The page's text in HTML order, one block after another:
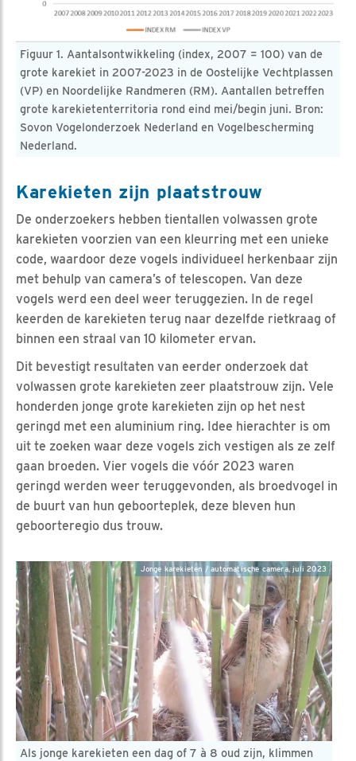
Figuur 1. Aantalsontwikkeling (index, 2007 = 100) van de
grote karekiet in 2007-2023 in de Oostelijke Vechtplassen
(VP) en Noordelijke Randmeren (RM). Aantallen betreffen
grote karekietenterritoria rond eind mei/begin juni. Bron:
Sovon Vogelonderzoek Nederland en Vogelbescherming
Nederland.
Karekieten zijn plaatstrouw
De onderzoekers hebben tientallen volwassen grote
karekieten voorzien van een kleurring met een unieke
code, waardoor deze vogels individueel herkenbaar zijn
met behulp van camera’s of telescopen. Van deze
vogels werd een deel weer teruggezien. In de regel
keerden de karekieten terug naar dezelfde rietkraag of
binnen een straal van 10 kilometer ervan.
Dit bevestigt resultaten van eerder onderzoek dat
volwassen grote karekieten zeer plaatstrouw zijn. Vele
honderden jonge grote karekieten zijn op het nest
geringd met een aluminium ring. Idee hierachter is om
uit te zoeken waar deze vogels zich vestigen als ze zelf
gaan broeden. Vier vogels die vóór 2023 waren
geringd werden weer teruggevonden, als broedvogel in
de buurt van hun geboorteplek, deze bleven hun
geboorteregio dus trouw.
Als jonge karekieten een dag of 7 à 8 oud zijn, klimmen
Jonge karekieten / automatische camera, juli 2023